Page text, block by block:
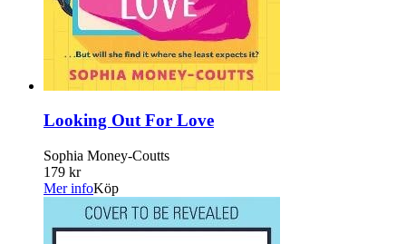
Looking Out For Love
Sophia Money-Coutts
179 kr
Mer infoKöp